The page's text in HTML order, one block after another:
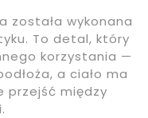
została wykonana
To detal, który
korzystania —
a ciało ma
przejść między